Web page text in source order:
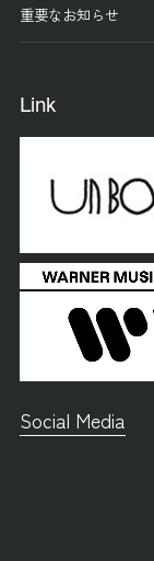
重要なお知らせ
Link
Social Media